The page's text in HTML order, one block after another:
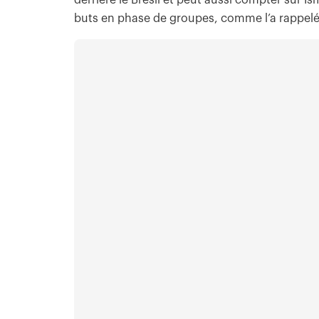
buts en phase de groupes, comme l’a